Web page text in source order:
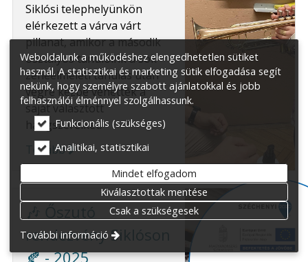
Siklósi telephelyünkön
elérkezett a várva várt
pillanat, amikor a második
osztályos tanulóink a sok
zeneelméleti tanulás után
végre kézbe vehették a
saját választott
hangszereiket!
Tovább
rendezvény Siklóson
🍂 - 2025
Weboldalunk a működéshez elengedhetetlen sütiket
használ. A statisztikai és marketing sütik elfogadása segít
nekünk, hogy személyre szabott ajánlatokkal és jobb
felhasználói élménnyel szolgálhassunk.
Funkcionális (szükséges)
Analitikai, statisztikai
Mindet elfogadom
Kiválasztottak mentése
Csak a szükségesek
További információ